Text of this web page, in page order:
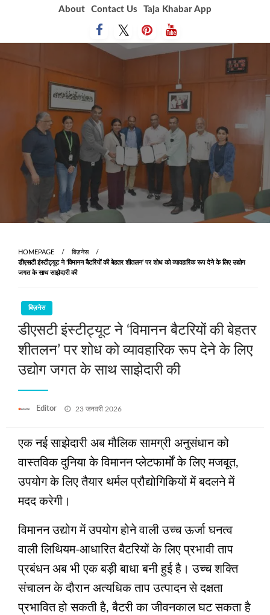
About Contact Us Taja Khabar App
HOMEPAGE
बिज़नेस
डीएसटी इंस्टीट्यूट ने ‘विमानन बैटरियों की बेहतर शीतलन’ पर शोध को व्यावहारिक रूप देने के लिए उद्योग
जगत के साथ साझेदारी की
बिज़नेस
डीएसटी इंस्टीट्यूट ने ‘विमानन बैटरियों की बेहतर
शीतलन’ पर शोध को व्यावहारिक रूप देने के लिए
उद्योग जगत के साथ साझेदारी की
Editor
Posted
23 जनवरी 2026
एक नई साझेदारी अब मौलिक सामग्री अनुसंधान को
वास्तविक दुनिया के विमानन प्लेटफार्मों के लिए मजबूत,
उपयोग के लिए तैयार थर्मल प्रौद्योगिकियों में बदलने में
मदद करेगी।
विमानन उद्योग में उपयोग होने वाली उच्च ऊर्जा घनत्व
वाली लिथियम-आधारित बैटरियों के लिए प्रभावी ताप
प्रबंधन अब भी एक बड़ी बाधा बनी हुई है। उच्च शक्ति
संचालन के दौरान अत्यधिक ताप उत्पादन से दक्षता
प्रभावित हो सकती है, बैटरी का जीवनकाल घट सकता है